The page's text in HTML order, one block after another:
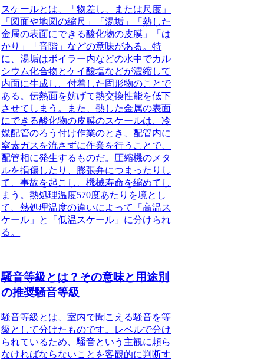
スケールとは、「物差し、または尺度」
「図面や地図の縮尺」「湯垢」「熱した
金属の表面にできる酸化物の皮膜」「は
かり」「音階」などの意味がある。特
に、湯垢はボイラー内などの水中でカル
シウム化合物とケイ酸塩などが濃縮して
内面に生成し、付着した固形物のことで
ある。伝熱面を妨げて熱交換性能を低下
させてしまう。また、熱した金属の表面
にできる酸化物の皮膜のスケールは、冷
媒配管のろう付け作業のとき、配管内に
窒素ガスを流さずに作業を行うことで、
配管相に発生するものだ。圧縮機のメタ
ルを損傷したり、膨張弁につまったりし
て、事故を起こし、機械寿命を縮めてし
まう。熱処理温度570度あたりを境とし
て、熱処理温度の違いによって「高温ス
ケール」と「低温スケール」に分けられ
る。
騒音等級とは？その意味と用途別
の推奨騒音等級
騒音等級とは、室内で聞こえる騒音を等
級として分けたものです。
レベルで分け
られているため、騒音という主観に頼ら
なければならないことを客観的に判断す